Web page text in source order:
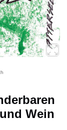
Wein